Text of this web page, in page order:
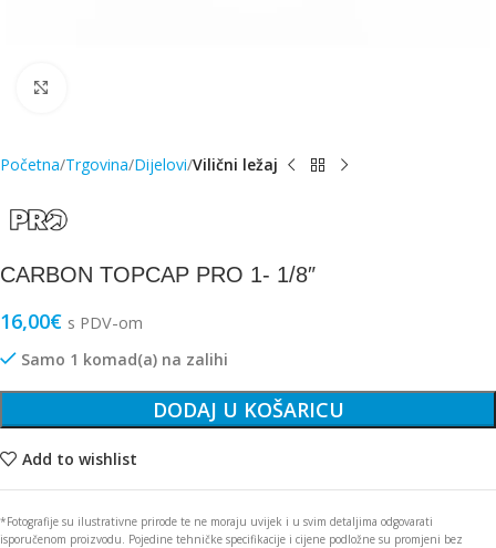
Početna Trgovina Dijelovi Vilični ležaj
CARBON TOPCAP PRO 1- 1/8″
16,00€ s PDV-om
Samo 1 komad(a) na zalihi
DODAJ U KOŠARICU
Add to wishlist
*Fotografije su ilustrativne prirode te ne moraju uvijek i u svim detaljima odgovarati
isporučenom proizvodu. Pojedine tehničke specifikacije i cijene podložne su promjeni bez